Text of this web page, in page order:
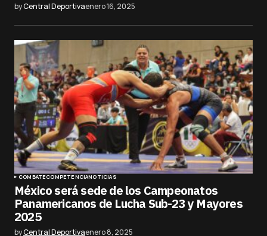
byCentral Deportivaenero 16, 2025
COMBATECOMPETENCIANOTICIAS
México será sede de los Campeonatos
Panamericanos de Lucha Sub-23 y Mayores
2025
byCentral Deportivaenero 8, 2025